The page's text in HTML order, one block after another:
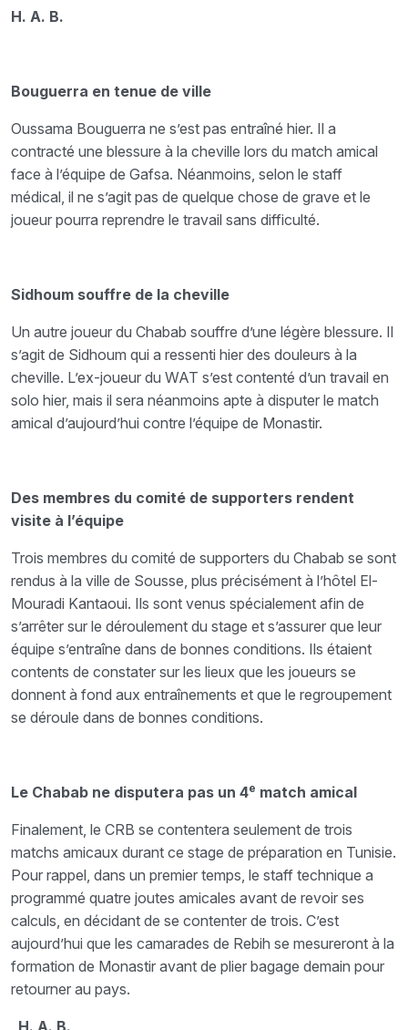
H. A. B.
Bouguerra en tenue de ville
Oussama Bouguerra ne s’est pas entraîné hier. Il a
contracté une blessure à la cheville lors du match amical
face à l’équipe de Gafsa. Néanmoins, selon le staff
médical, il ne s’agit pas de quelque chose de grave et le
joueur pourra reprendre le travail sans difficulté.
Sidhoum souffre de la cheville
Un autre joueur du Chabab souffre d’une légère blessure. Il
s’agit de Sidhoum qui a ressenti hier des douleurs à la
cheville. L’ex-joueur du WAT s’est contenté d’un travail en
solo hier, mais il sera néanmoins apte à disputer le match
amical d’aujourd’hui contre l’équipe de Monastir.
Des membres du comité de supporters rendent
visite à l’équipe
Trois membres du comité de supporters du Chabab se sont
rendus à la ville de Sousse, plus précisément à l’hôtel El-
Mouradi Kantaoui. Ils sont venus spécialement afin de
s’arrêter sur le déroulement du stage et s’assurer que leur
équipe s’entraîne dans de bonnes conditions. Ils étaient
contents de constater sur les lieux que les joueurs se
donnent à fond aux entraînements et que le regroupement
se déroule dans de bonnes conditions.
Le Chabab ne disputera pas un 4e match amical
Finalement, le CRB se contentera seulement de trois
matchs amicaux durant ce stage de préparation en Tunisie.
Pour rappel, dans un premier temps, le staff technique a
programmé quatre joutes amicales avant de revoir ses
calculs, en décidant de se contenter de trois. C’est
aujourd’hui que les camarades de Rebih se mesureront à la
formation de Monastir avant de plier bagage demain pour
retourner au pays.
H. A. B.